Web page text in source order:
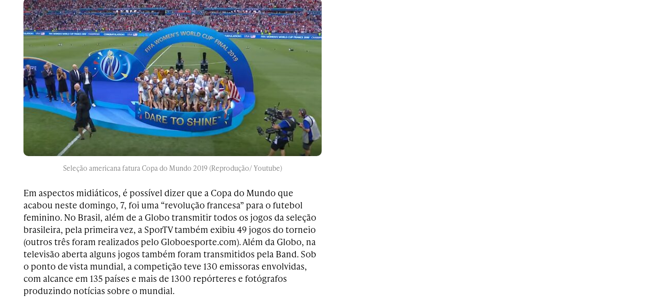
Seleção americana fatura Copa do Mundo 2019 (Reprodução/ Youtube)
Em aspectos midiáticos, é possível dizer que a Copa do Mundo que
acabou neste domingo, 7, foi uma “revolução francesa” para o futebol
feminino. No Brasil, além de a Globo transmitir todos os jogos da seleção
brasileira, pela primeira vez, a SporTV também exibiu 49 jogos do torneio
(outros três foram realizados pelo Globoesporte.com). Além da Globo, na
televisão aberta alguns jogos também foram transmitidos pela Band. Sob
o ponto de vista mundial, a competição teve 130 emissoras envolvidas,
com alcance em 135 países e mais de 1300 repórteres e fotógrafos
produzindo notícias sobre o mundial.